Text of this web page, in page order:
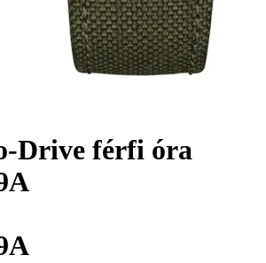
Drive férfi óra